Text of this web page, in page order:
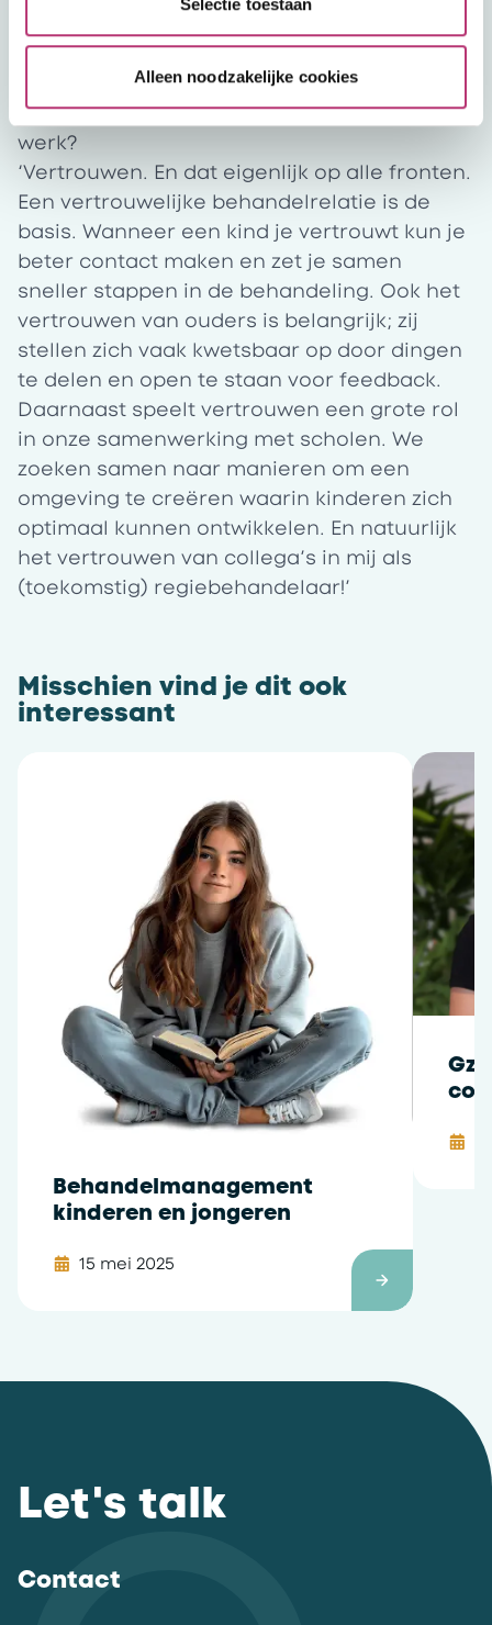
Selectie toestaan
Alleen noodzakelijke cookies
Vertrouwen is de basis op alle fronten: bij
kinderen, ouders, scholen én collega’s.
Wat staat voor jou op één als het gaat om je
werk?
‘Vertrouwen. En dat eigenlijk op alle fronten.
Een vertrouwelijke behandelrelatie is de
basis. Wanneer een kind je vertrouwt kun je
beter contact maken en zet je samen
sneller stappen in de behandeling. Ook het
vertrouwen van ouders is belangrijk; zij
stellen zich vaak kwetsbaar op door dingen
te delen en open te staan voor feedback.
Daarnaast speelt vertrouwen een grote rol
in onze samenwerking met scholen. We
zoeken samen naar manieren om een
omgeving te creëren waarin kinderen zich
optimaal kunnen ontwikkelen. En natuurlijk
het vertrouwen van collega’s in mij als
(toekomstig) regiebehandelaar!’
Misschien vind je dit ook
interessant
Behandelmanagement
kinderen en jongeren
15 mei 2025
Let's talk
Contact